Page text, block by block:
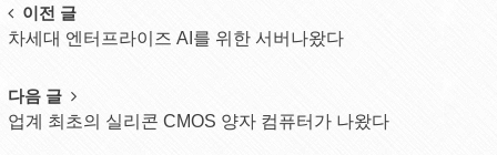
Post
navigation
이전 글
차세대 엔터프라이즈 AI를 위한 서버나왔다
다음 글
업계 최초의 실리콘 CMOS 양자 컴퓨터가 나왔다